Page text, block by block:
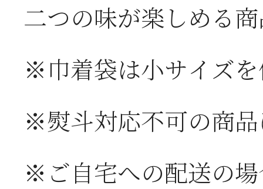
二つの味が楽しめる
※巾着袋は小サイズ
※熨斗対応不可の商
※ご自宅への配送の